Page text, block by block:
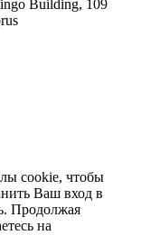
Building, 109
cookie, чтобы
Ваш вход в
Продолжая
на